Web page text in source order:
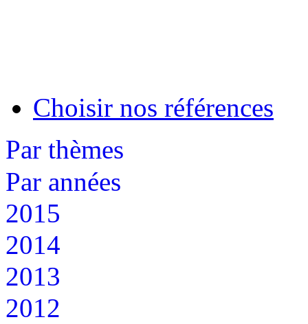
Choisir nos références
Par thèmes
Par années
2015
2014
2013
2012